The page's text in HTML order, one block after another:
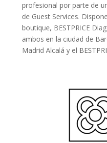
profesional por parte de
de Guest Services.
boutique, BESTPRICE
ambos en la ciudad de
Madrid Alcalá y el